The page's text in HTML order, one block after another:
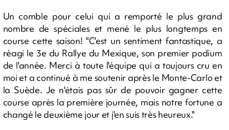
Un comble pour celui qui a remporté le plus grand
nombre de spéciales et mené le plus longtemps en
course cette saison! "C'est un sentiment fantastique, a
réagi le 3e du Rallye du Mexique, son premier podium
de l'année. Merci à toute l'équipe qui a toujours cru en
moi et a continué à me soutenir après le Monte-Carlo et
la Suède. Je n'étais pas sûr de pouvoir gagner cette
course après la première journée, mais notre fortune a
changé le deuxième jour et j'en suis très heureux."